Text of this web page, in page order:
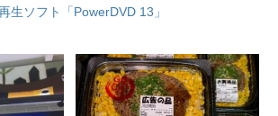
生ソフト「PowerDVD 13」